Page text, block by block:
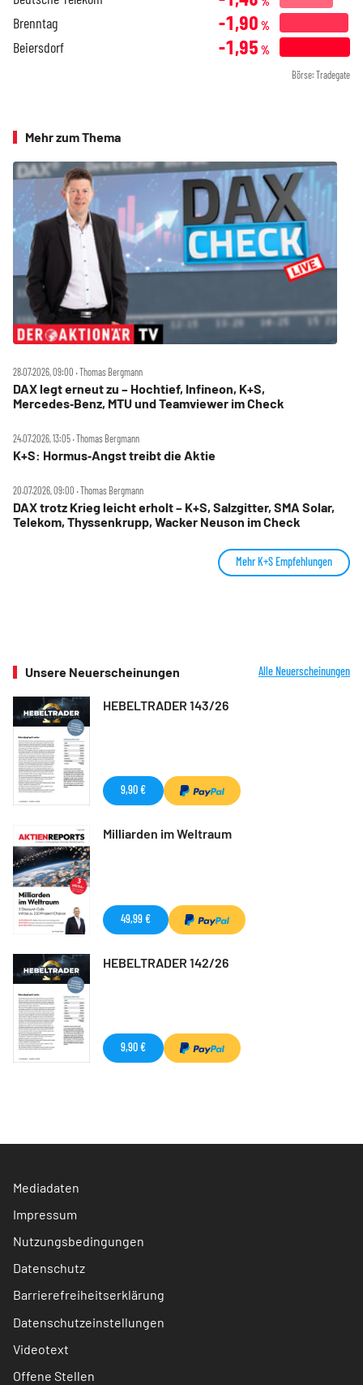
Brenntag -1,90 %
Beiersdorf -1,95 %
Börse: Tradegate
Mehr zum Thema
28.07.2026, 09:00 ‧ Thomas Bergmann
DAX legt erneut zu – Hochtief, Infineon, K+S,
Mercedes‑Benz, MTU und Teamviewer im Check
24.07.2026, 13:05 ‧ Thomas Bergmann
K+S: Hormus‑Angst treibt die Aktie
20.07.2026, 09:00 ‧ Thomas Bergmann
DAX trotz Krieg leicht erholt – K+S, Salzgitter, SMA Solar,
Telekom, Thyssenkrupp, Wacker Neuson im Check
Mehr K+S Empfehlungen
Unsere Neuerscheinungen Alle Neuerscheinungen
HEBELTRADER 143/26
9,90 €
Milliarden im Weltraum
49,99 €
HEBELTRADER 142/26
9,90 €
Mediadaten
Impressum
Nutzungsbedingungen
Datenschutz
Barrierefreiheitserklärung
Datenschutzeinstellungen
Videotext
Offene Stellen